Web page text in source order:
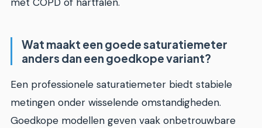
Wat maakt een goede saturatiemeter
anders dan een goedkope variant?
Een professionele saturatiemeter biedt stabiele
metingen onder wisselende omstandigheden.
Goedkope modellen geven vaak onbetrouwbare